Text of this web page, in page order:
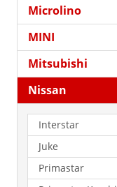
Microlino
MINI
Mitsubishi
Nissan
Interstar
Juke
Primastar